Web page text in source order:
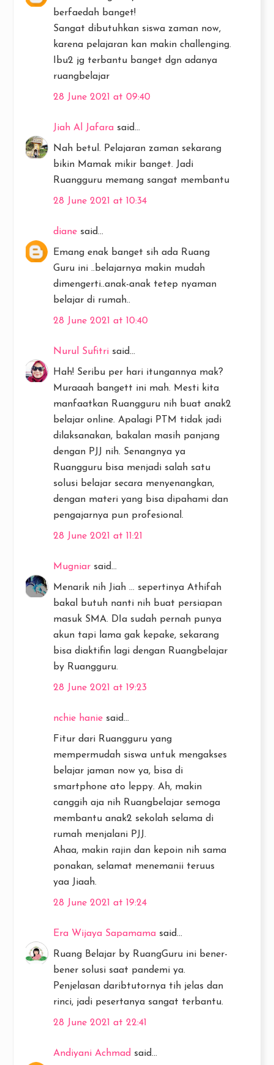
berfaedah banget!
Sangat dibutuhkan siswa zaman now,
karena pelajaran kan makin challenging.
Ibu2 jg terbantu banget dgn adanya
ruangbelajar
28 June 2021 at 09:40
Jiah Al Jafara said...
Nah betul. Pelajaran zaman sekarang
bikin Mamak mikir banget. Jadi
Ruangguru memang sangat membantu
28 June 2021 at 10:34
diane said...
Emang enak banget sih ada Ruang
Guru ini ..belajarnya makin mudah
dimengerti..anak-anak tetep nyaman
belajar di rumah..
28 June 2021 at 10:40
Nurul Sufitri said...
Hah! Seribu per hari itungannya mak?
Muraaah bangett ini mah. Mesti kita
manfaatkan Ruangguru nih buat anak2
belajar online. Apalagi PTM tidak jadi
dilaksanakan, bakalan masih panjang
dengan PJJ nih. Senangnya ya
Ruangguru bisa menjadi salah satu
solusi belajar secara menyenangkan,
dengan materi yang bisa dipahami dan
pengajarnya pun profesional.
28 June 2021 at 11:21
Mugniar said...
Menarik nih Jiah ... sepertinya Athifah
bakal butuh nanti nih buat persiapan
masuk SMA. DIa sudah pernah punya
akun tapi lama gak kepake, sekarang
bisa diaktifin lagi dengan Ruangbelajar
by Ruangguru.
28 June 2021 at 19:23
nchie hanie said...
Fitur dari Ruangguru yang
mempermudah siswa untuk mengakses
belajar jaman now ya, bisa di
smartphone ato leppy. Ah, makin
canggih aja nih Ruangbelajar semoga
membantu anak2 sekolah selama di
rumah menjalani PJJ.
Ahaa, makin rajin dan kepoin nih sama
ponakan, selamat menemanii teruus
yaa Jiaah.
28 June 2021 at 19:24
Era Wijaya Sapamama said...
Ruang Belajar by RuangGuru ini bener-
bener solusi saat pandemi ya.
Penjelasan daribtutornya tih jelas dan
rinci, jadi pesertanya sangat terbantu.
28 June 2021 at 22:41
Andiyani Achmad said...